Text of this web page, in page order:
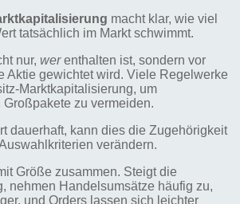
macht klar, wie viel
tatsächlich im Markt schwimmt.
nur, werenthalten ist, sondern vor
Aktie gewichtet wird. Viele Regelwerke
Marktkapitalisierung, um
zu vermeiden.
dauerhaft, kann dies die Zugehörigkeit
verändern.
Größe zusammen. Steigt die
nehmen Handelsumsätze häufig zu,
und Orders lassen sich leichter